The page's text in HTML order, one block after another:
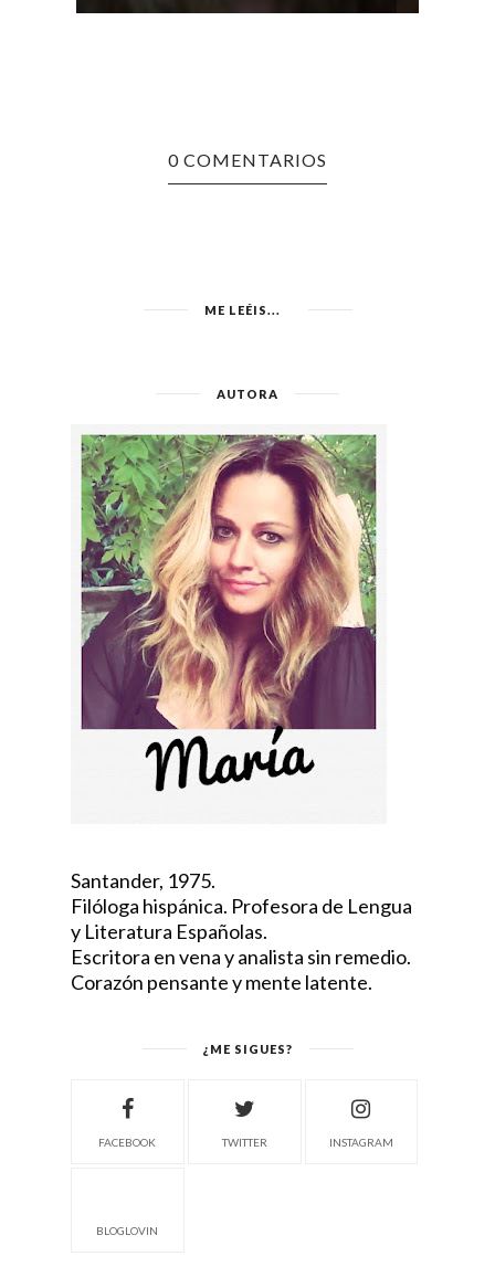
0 COMENTARIOS
ME LEÉIS...
AUTORA
Santander, 1975.
Filóloga hispánica. Profesora de Lengua
y Literatura Españolas.
Escritora en vena y analista sin remedio.
Corazón pensante y mente latente.
¿ME SIGUES?
FACEBOOK TWITTER INSTAGRAM
BLOGLOVIN